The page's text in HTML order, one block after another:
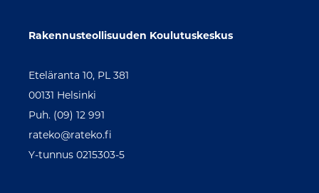
Rakennusteollisuuden Koulutuskeskus
Eteläranta 10, PL 381
00131 Helsinki
Puh. (09) 12 991
rateko@rateko.fi
Y-tunnus 0215303-5